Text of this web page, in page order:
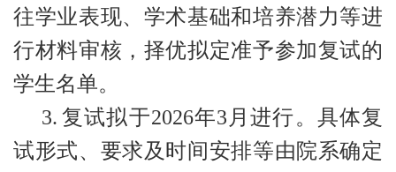
往学业表现、学术基础和培养潜力等进
行材料审核，择优拟定准予参加复试的
学生名单。
3. 复试拟于2026年3月进行。具体复
试形式、要求及时间安排等由院系确定